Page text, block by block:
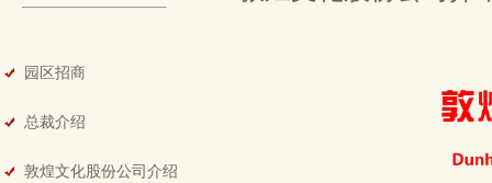
园区招商
总裁介绍
敦煌文化股份公司介绍